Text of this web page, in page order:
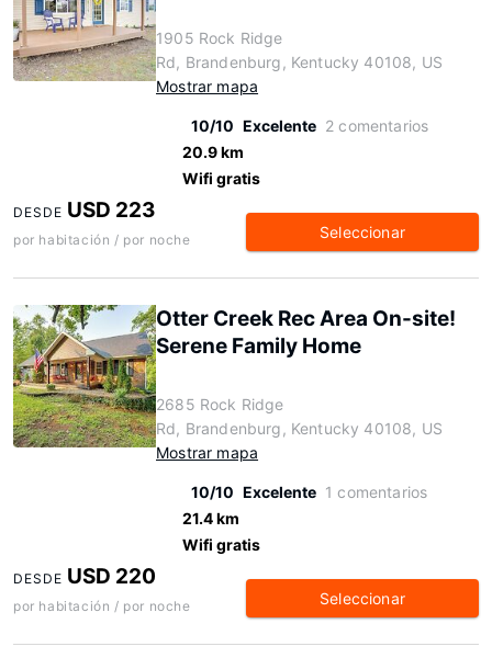
1905 Rock Ridge
Rd, Brandenburg, Kentucky 40108, US
Mostrar mapa
10/10 Excelente 2 comentarios
20.9 km
Wifi gratis
DESDE USD 223
por habitación / por noche Seleccionar
Otter Creek Rec Area On-site!
Serene Family Home
2685 Rock Ridge
Rd, Brandenburg, Kentucky 40108, US
Mostrar mapa
10/10 Excelente 1 comentarios
21.4 km
Wifi gratis
DESDE USD 220
por habitación / por noche Seleccionar